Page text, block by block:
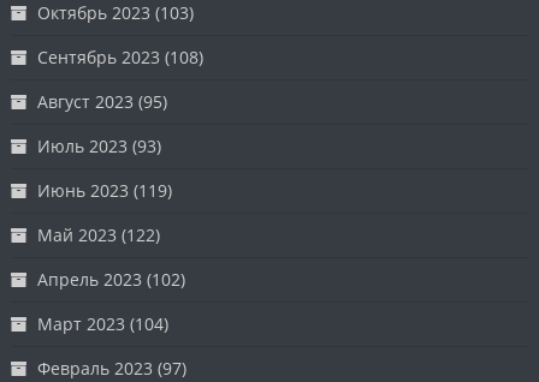
Октябрь 2023 (103)
Сентябрь 2023 (108)
Август 2023 (95)
Июль 2023 (93)
Июнь 2023 (119)
Май 2023 (122)
Апрель 2023 (102)
Март 2023 (104)
Февраль 2023 (97)